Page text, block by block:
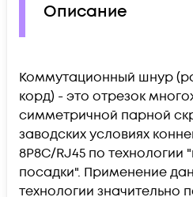
Описание
Коммутационный шнур
корд) - это отрезок
симметричной парной
заводских условиях
8P8C/RJ45 по технологии
посадки". Применение
технологии значительно